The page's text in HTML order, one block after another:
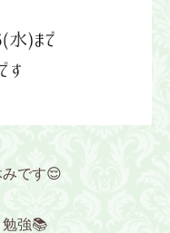
です😌
強📚️